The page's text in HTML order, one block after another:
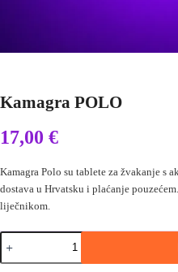
Kamagra POLO
17,00 €
Kamagra Polo su tablete za žvakanje s
dostava u Hrvatsku i plaćanje
liječnikom.
Kamagra
POLO
količina